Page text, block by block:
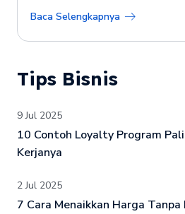
Baca Selengkapnya
Tips Bisnis
9 Jul 2025
10 Contoh Loyalty Program
Kerjanya
2 Jul 2025
7 Cara Menaikkan Harga